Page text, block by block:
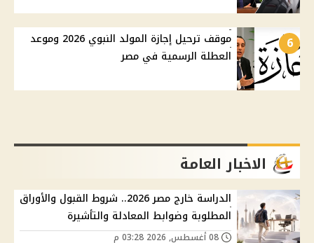
6
موقف ترحيل إجازة المولد النبوي 2026 وموعد
العطلة الرسمية في مصر
الاخبار العامة
الدراسة خارج مصر 2026.. شروط القبول والأوراق
المطلوبة وضوابط المعادلة والتأشيرة